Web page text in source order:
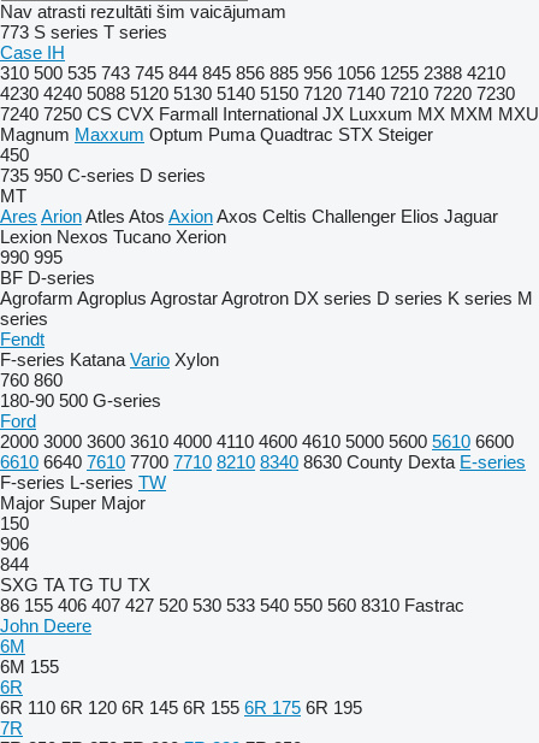
Nav atrasti rezultāti šim vaicājumam
773 S series T series
Case IH
310 500 535 743 745 844 845 856 885 956 1056 1255 2388 4210
4230 4240 5088 5120 5130 5140 5150 7120 7140 7210 7220 7230
7240 7250 CS CVX Farmall International JX Luxxum MX MXM MXU
Magnum Maxxum Optum Puma Quadtrac STX Steiger
450
735 950 C-series D series
MT
Ares ArionAtles Atos AxionAxos Celtis Challenger Elios Jaguar
Lexion Nexos Tucano Xerion
990 995
BF D-series
Agrofarm Agroplus AgrostarAgrotron DX series D series K series M
series
Fendt
F-series Katana Vario Xylon
760 860
180-90 500 G-series
Ford
2000 3000 3600 3610 4000 4110 4600 4610 5000 5600 5610 6600
6610 6640 7610 7700 7710 8210 8340 8630 County Dexta E-series
F-series L-series TW
Major Super Major
150
906
844
SXG TA TG TU TX
86 155 406 407 427 520 530 533 540 550 560 8310 Fastrac
John Deere
6M
6M 155
6R
6R 110 6R 120 6R 145 6R 155 6R 175 6R 195
7R